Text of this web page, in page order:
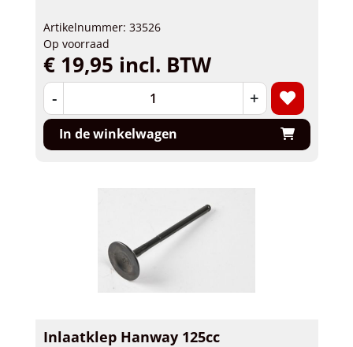
Artikelnummer: 33526
Op voorraad
€ 19,95 incl. BTW
- +
In de winkelwagen
Inlaatklep Hanway 125cc